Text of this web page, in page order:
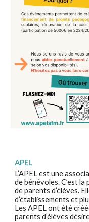
APEL
L’APEL est une
de bénévoles. C’est
de parents d’élèves.
d’établissements et
Les APEL ont été
parents d’élèves